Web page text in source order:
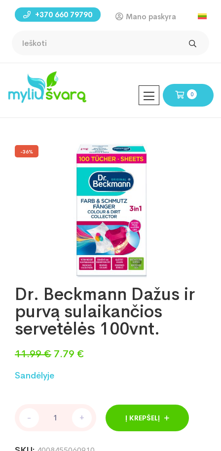
+370 660 79790 Mano paskyra
0
-36%
Dr. Beckmann Dažus ir
purvą sulaikančios
servetėlės 100vnt.
11.99€ Original
was:
7.79 €
Sandėlyje
Beckmann
- + Į KREPŠELĮ